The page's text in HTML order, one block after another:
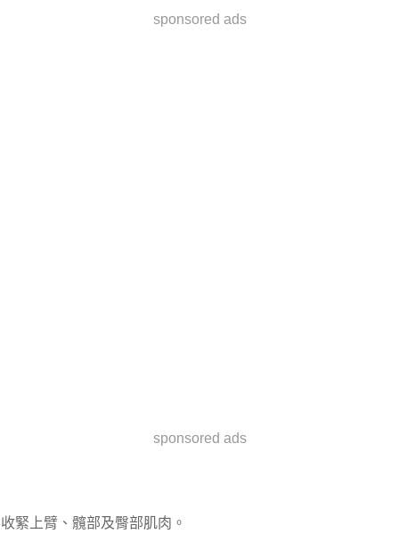
sponsored ads
sponsored ads
收緊上臂、髖部及臀部肌肉。